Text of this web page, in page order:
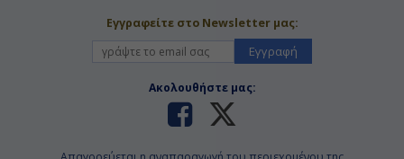
Εγγραφείτε στο Newsletter μας:
Εγγραφή
Ακολουθήστε μας: